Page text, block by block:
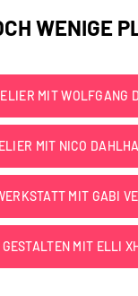
WENIGE
MIT WOLFGANG
MIT NICO
MIT GABI
MIT ELLI